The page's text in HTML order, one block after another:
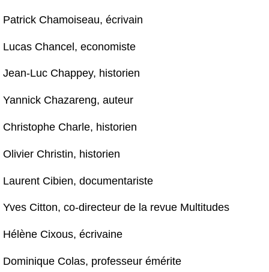
Patrick Chamoiseau, écrivain
Lucas Chancel, economiste
Jean-Luc Chappey, historien
Yannick Chazareng, auteur
Christophe Charle, historien
Olivier Christin, historien
Laurent Cibien, documentariste
Yves Citton, co-directeur de la revue Multitudes
Hélène Cixous, écrivaine
Dominique Colas, professeur émérite